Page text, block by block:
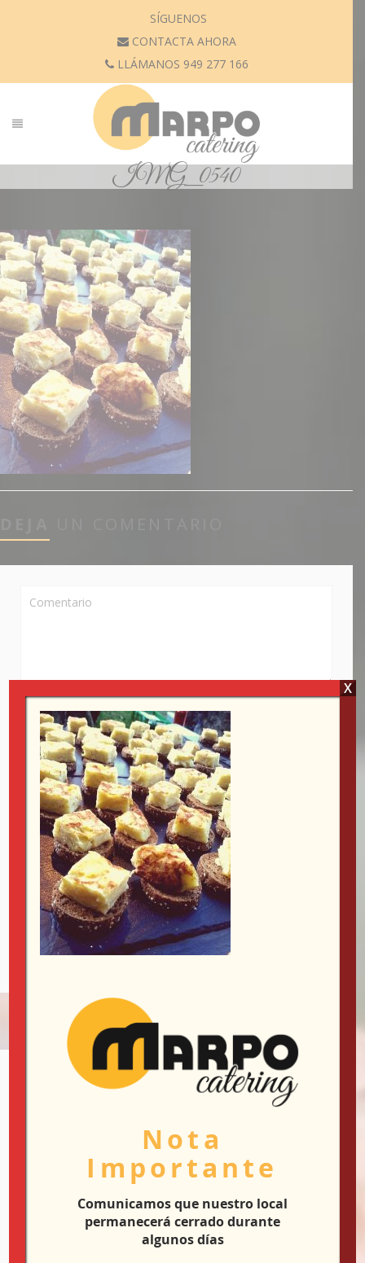
SÍGUENOS
CONTACTA AHORA
LLÁMANOS 949 277 166
IMG_0540
Guarda mi nombre, correo electrónico y web en este
navegador para la próxima vez que comente.
INFORMACIÓN DE CONTACTO
19200 Azuqueca de Henares
pedidos@marpocatering.com
Nota
Importante
Comunicamos que nuestro local
permanecerá cerrado durante
algunos días
X